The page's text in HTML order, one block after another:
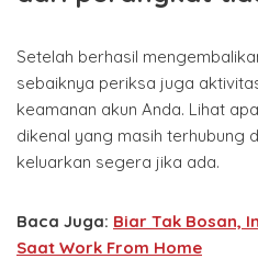
Setelah berhasil
sebaiknya periksa juga
keamanan akun Anda. Lihat
dikenal yang masih terhubung
keluarkan segera jika ada.
Baca Juga: Biar Tak Bosan,
Saat Work From Home